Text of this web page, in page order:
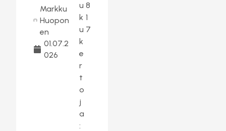
Markku
Huopon
en
01.07.2
026
u
k
u
k
e
r
t
o
j
a
:
8
1
7